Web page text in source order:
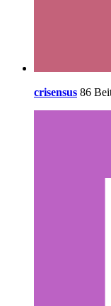
crisensus 86